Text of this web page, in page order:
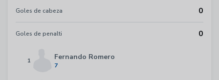
Goles de cabeza
0
Goles de penalti 0
1 Fernando Romero
7